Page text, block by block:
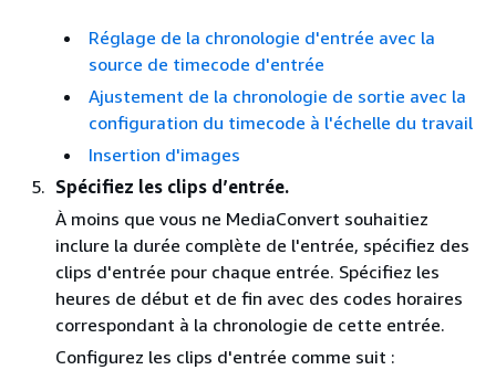
Réglage de la chronologie d'entrée avec la
source de timecode d'entrée
Ajustement de la chronologie de sortie avec la
configuration du timecode à l'échelle du travail
Insertion d'images
Spécifiez les clips d’entrée.
À moins que vous ne MediaConvert souhaitiez
inclure la durée complète de l'entrée, spécifiez des
clips d'entrée pour chaque entrée. Spécifiez les
heures de début et de fin avec des codes horaires
correspondant à la chronologie de cette entrée.
Configurez les clips d'entrée comme suit :